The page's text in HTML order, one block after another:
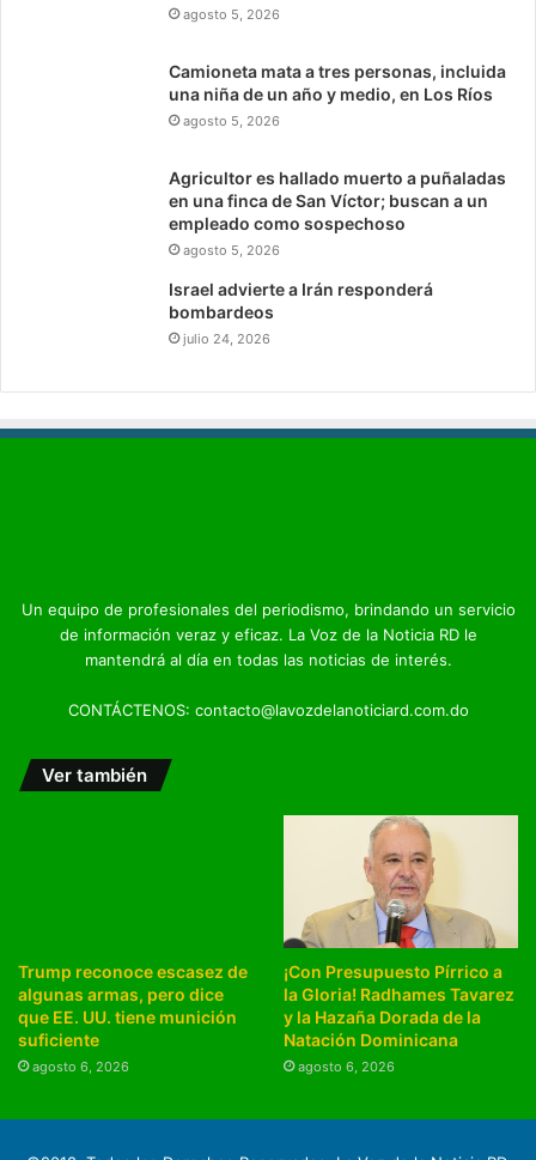
agosto 5, 2026
Camioneta mata a tres personas, incluida
una niña de un año y medio, en Los Ríos
agosto 5, 2026
Agricultor es hallado muerto a puñaladas
en una finca de San Víctor; buscan a un
empleado como sospechoso
agosto 5, 2026
Israel advierte a Irán responderá
bombardeos
julio 24, 2026
Un equipo de profesionales del periodismo, brindando un servicio
de información veraz y eficaz. La Voz de la Noticia RD le
mantendrá al día en todas las noticias de interés.
CONTÁCTENOS: contacto@lavozdelanoticiard.com.do
Ver también
Trump reconoce escasez de
algunas armas, pero dice
que EE. UU. tiene munición
suficiente
agosto 6, 2026
¡Con Presupuesto Pírrico a
la Gloria! Radhames Tavarez
y la Hazaña Dorada de la
Natación Dominicana
agosto 6, 2026